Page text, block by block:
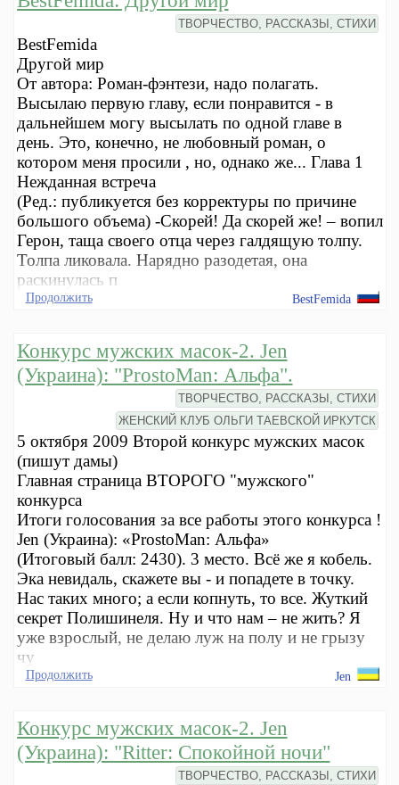
ТВОРЧЕСТВО, РАССКАЗЫ, СТИХИ
BestFemida
Другой мир
От автора: Роман-фэнтези, надо полагать.
Высылаю первую главу, если понравится - в
дальнейшем могу высылать по одной главе в
день. Это, конечно, не любовный роман, о
котором меня просили , но, однако же... Глава 1
Нежданная встреча
(Ред.: публикуется без корректуры по причине
большого объема) -Скорей! Да скорей же! – вопил
Герон, таща своего отца через галдящую толпу.
Толпа ликовала. Нарядно разодетая, она
раскинулась п
Продолжить BestFemida
Конкурс мужских масок-2. Jen
(Украина): "ProstoMan: Альфа".
ТВОРЧЕСТВО, РАССКАЗЫ, СТИХИ
ЖЕНСКИЙ КЛУБ ОЛЬГИ ТАЕВСКОЙ ИРКУТСК
5 октября 2009 Второй конкурс мужских масок
(пишут дамы)
Главная страница ВТОРОГО "мужского"
конкурса
Итоги голосования за все работы этого конкурса !
Jen (Украина): «ProstoMan: Альфа»
(Итоговый балл: 2430). 3 место. Всё же я кобель.
Эка невидаль, скажете вы - и попадете в точку.
Нас таких много; а если копнуть, то все. Жуткий
секрет Полишинеля. Ну и что нам – не жить? Я
уже взрослый, не делаю луж на полу и не грызу
чу
Продолжить Jen
Конкурс мужских масок-2. Jen
(Украина): "Ritter: Спокойной ночи"
ТВОРЧЕСТВО, РАССКАЗЫ, СТИХИ